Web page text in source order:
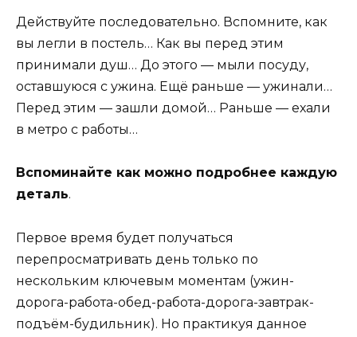
Действуйте последовательно. Вспомните, как
вы легли в постель… Как вы перед этим
принимали душ… До этого — мыли посуду,
оставшуюся с ужина. Ещё раньше — ужинали…
Перед этим — зашли домой… Раньше — ехали
в метро с работы…
Вспоминайте как можно подробнее каждую
деталь.
Первое время будет получаться
перепросматривать день только по
нескольким ключевым моментам (ужин-
дорога-работа-обед-работа-дорога-завтрак-
подъём-будильник). Но практикуя данное